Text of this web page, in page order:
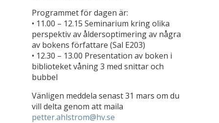
Programmet för dagen är:
• 11.00 – 12.15 Seminarium kring olika
perspektiv av åldersoptimering av några
av bokens författare (Sal E203)
• 12.30 – 13.00 Presentation av boken i
biblioteket våning 3 med snittar och
bubbel
Vänligen meddela senast 31 mars om du
vill delta genom att maila
petter.ahlstrom@hv.se